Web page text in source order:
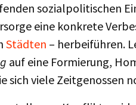
sozialpolitischen
eine konkrete
Städten – herbeiführen.
auf eine Formierung,
sich viele